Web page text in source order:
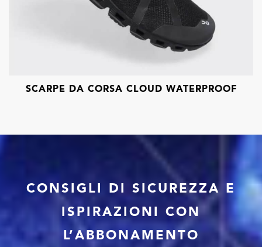
SCARPE DA CORSA CLOUD WATERPROOF
CONSIGLI DI SICUREZZA E
ISPIRAZIONI CON
L’ABBONAMENTO